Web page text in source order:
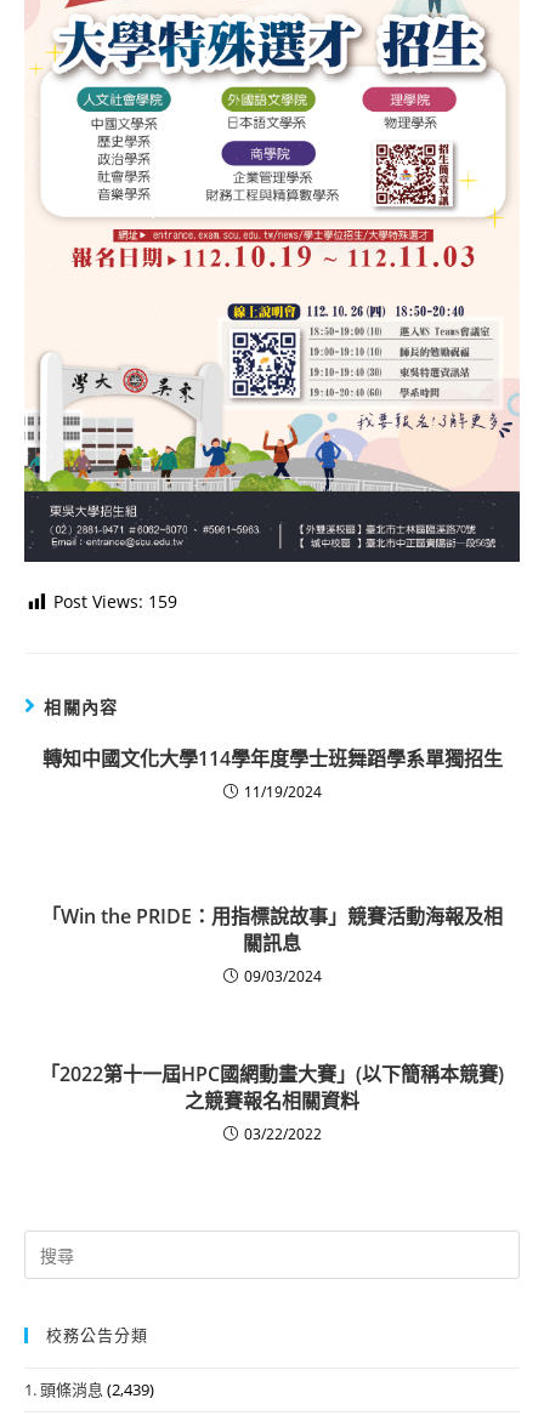
Post Views: 159
相關內容
轉知中國文化大學114學年度學士班舞蹈學系單獨招生
11/19/2024
「Win the PRIDE：用指標說故事」競賽活動海報及相
關訊息
09/03/2024
「2022第十一屆HPC國網動畫大賽」(以下簡稱本競賽)
之競賽報名相關資料
03/22/2022
Search
for:
校務公告分類
1. 頭條消息 (2,439)